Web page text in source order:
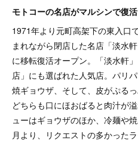
モトコーの名店がマルシンで復
1971年より元町高架下の東入口
まれながら閉店した名店「淡水
に移転復活オープン。「淡水軒
店」にも選ばれた人気店。パリ
焼ギョウザ、そして、皮がぷる
どちらも口にほおばると肉汁が
ューはギョウザのほか、冷麺や
月より、リクエストの多かった